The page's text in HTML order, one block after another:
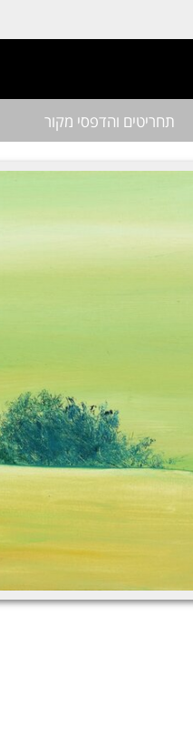
תחריטים והדפסי מקור